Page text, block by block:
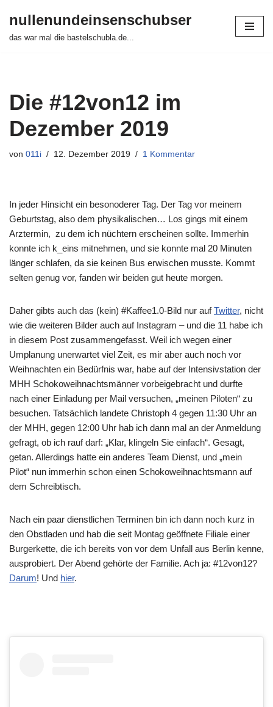
Zum
nullenundeinsenschubser
das war mal die bastelschubla.de...
Die #12von12 im
Dezember 2019
von 011i 12. Dezember 2019 1 Kommentar
In jeder Hinsicht ein besonoderer Tag. Der Tag vor meinem
Geburtstag, also dem physikalischen… Los gings mit einem
Arztermin, zu dem ich nüchtern erscheinen sollte. Immerhin
konnte ich k_eins mitnehmen, und sie konnte mal 20 Minuten
länger schlafen, da sie keinen Bus erwischen musste. Kommt
selten genug vor, fanden wir beiden gut heute morgen.
Daher gibts auch das (kein) #Kaffee1.0-Bild nur aufTwitter, nicht
wie die weiteren Bilder auch auf Instagram – und die 11 habe ich
in diesem Post zusammengefasst. Weil ich wegen einer
Umplanung unerwartet viel Zeit, es mir aber auch noch vor
Weihnachten ein Bedürfnis war, habe auf der Intensivstation der
MHH Schokoweihnachtsmänner vorbeigebracht und durfte
nach einer Einladung per Mail versuchen, „meinen Piloten“ zu
besuchen. Tatsächlich landete Christoph 4 gegen 11:30 Uhr an
der MHH, gegen 12:00 Uhr hab ich dann mal an der Anmeldung
gefragt, ob ich rauf darf: „Klar, klingeln Sie einfach“. Gesagt,
getan. Allerdings hatte ein anderes Team Dienst, und „mein
Pilot“ nun immerhin schon einen Schokoweihnachtsmann auf
dem Schreibtisch.
Nach ein paar dienstlichen Terminen bin ich dann noch kurz in
den Obstladen und hab die seit Montag geöffnete Filiale einer
Burgerkette, die ich bereits von vor dem Unfall aus Berlin kenne,
ausprobiert. Der Abend gehörte der Familie. Ach ja: #12von12?
Darum! Und hier.